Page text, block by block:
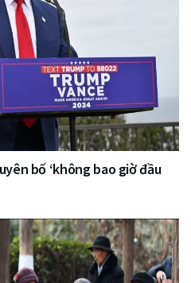
bố ‘không bao giờ đầu